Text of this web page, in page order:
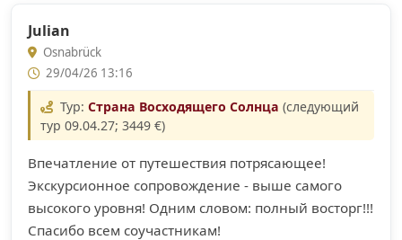
Julian
Osnabrück
29/04/26 13:16
Тур: Страна Восходящего Солнца (следующий
тур 09.04.27; 3449 €)
Впечатление от путешествия потрясающее!
Экскурсионное сопровождение - выше самого
высокого уровня! Одним словом: полный восторг!!!
Спасибо всем соучастникам!